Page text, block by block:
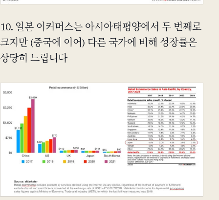
10. 일본 이커머스는 아시아태평양에서 두 번째로
크지만 (중국에 이어) 다른 국가에 비해 성장률은
상당히 느립니다